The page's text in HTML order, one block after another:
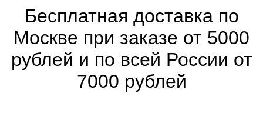
Бесплатная доставка по
Москве при заказе от 5000
рублей и по всей России от
7000 рублей